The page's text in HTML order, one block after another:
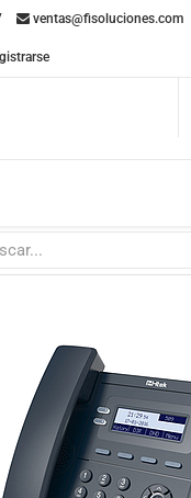
ventas@fisoluciones.com